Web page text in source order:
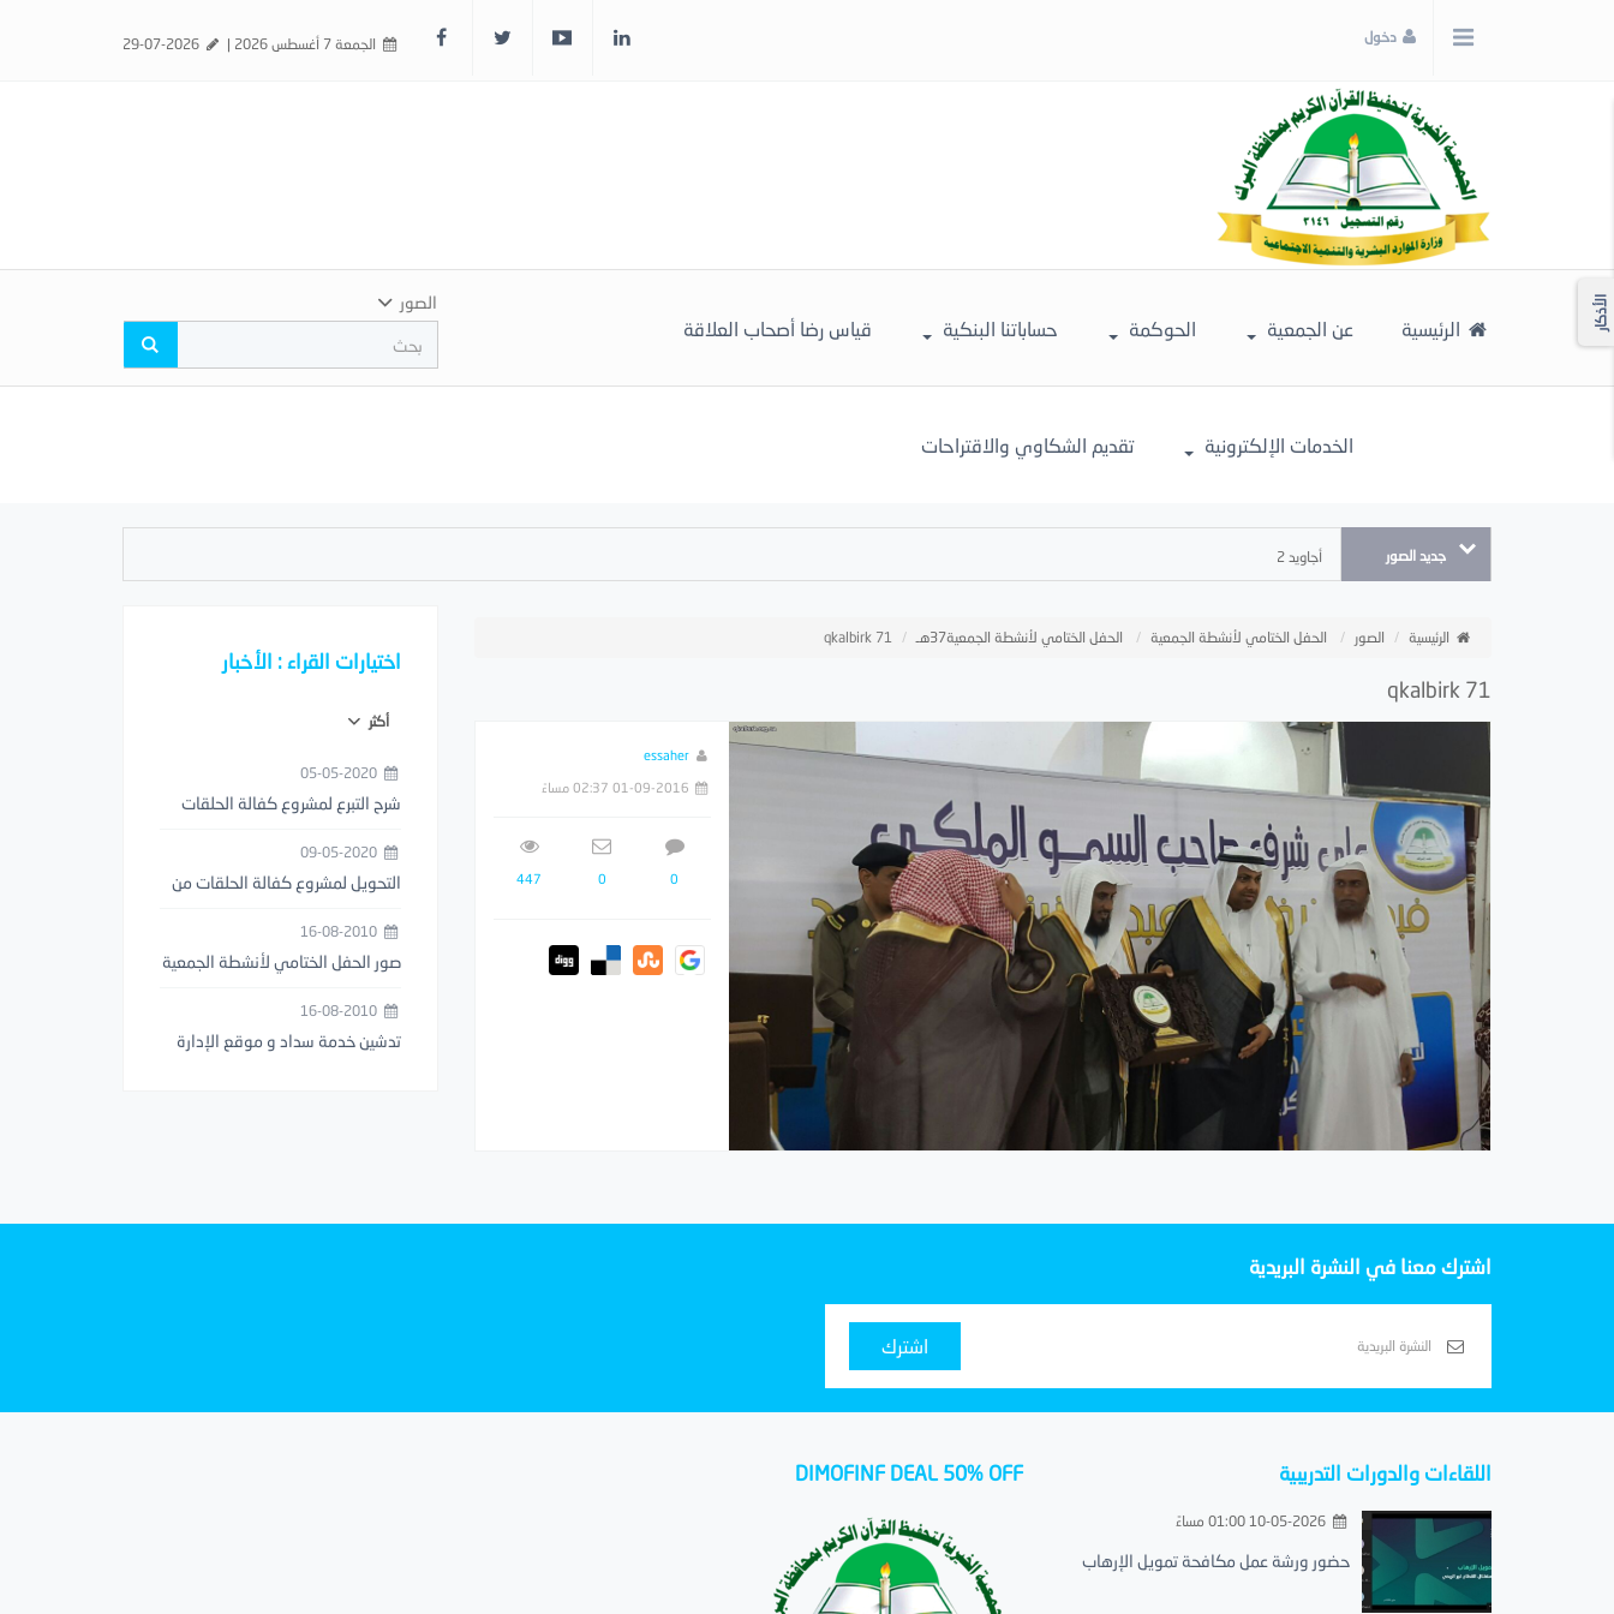
الجمعة 7 أغسطس 2026 | دخول
الرئيسية عن الجمعية الحوكمة حساباتنا البنكية قياس رضا أصحاب العلاقة
الخدمات الإلكترونية تقديم الشكاوي والاقتراحات
الصور
جديد الصور أجاويد 2
الأذكار
الرئيسية الصور الحفل الختامي لأنشطة الجمعية الحفل الختامي لأنشطة الجمعية37هـ qkalbirk 71
qkalbirk 71
essaher
01-09-2016 02:37 مساءً
0
0
447
اختيارات القراء : الأخبار
أكثر
05-05-2020
شرح التبرع لمشروع كفالة الحلقات
09-05-2020
التحويل لمشروع كفالة الحلقات من
16-08-2010
صور الحفل الختامي لأنشطة الجمعية
16-08-2010
تدشين خدمة سداد و موقع الإدارة
اشترك معنا في النشرة البريدية
اشترك
اللقاءات والدورات التدريبية
حضور ورشة عمل مكافحة تمويل الإرهاب
DIMOFINF DEAL 50% OFF